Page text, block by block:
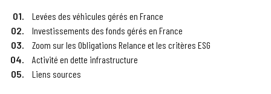
Levées des véhicules gérés en France
Investissements des fonds gérés en France
Zoom sur les Obligations Relance et les critères ESG
Activité en dette infrastructure
Liens sources